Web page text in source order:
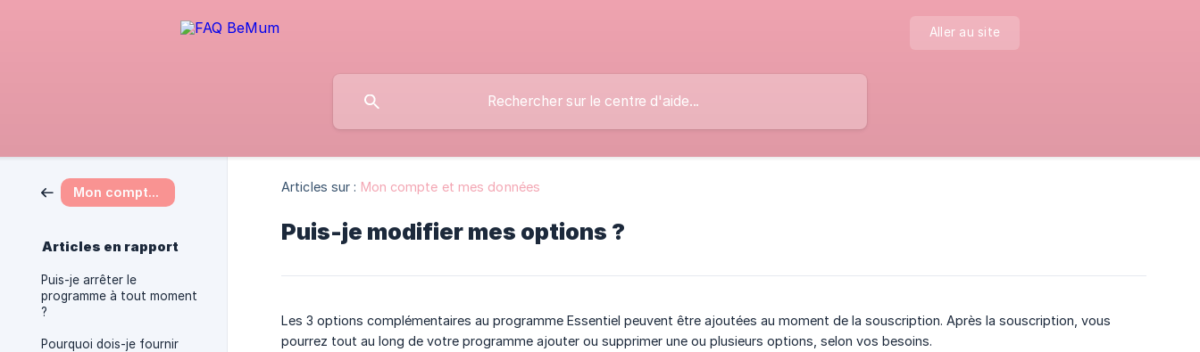
Aller au site
Mon compte et mes données
Articles en rapport
Puis-je arrêter le
programme à tout moment
?
Pourquoi dois-je fournir
Articles sur : Mon compte et mes données
Puis-je modifier mes options ?
Les 3 options complémentaires au programme Essentiel peuvent être ajoutées au moment de la souscription. Après la souscription, vous
pourrez tout au long de votre programme ajouter ou supprimer une ou plusieurs options, selon vos besoins.